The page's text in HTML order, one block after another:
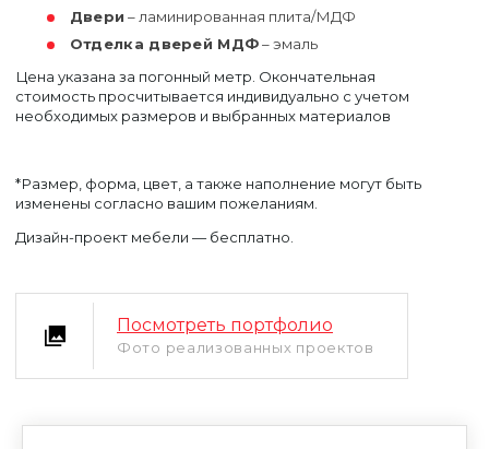
Двери – ламинированная плита/МДФ
Отделка дверей МДФ– эмаль
Цена указана за погонный метр. Окончательная
стоимость просчитывается индивидуально с учетом
необходимых размеров и выбранных материалов
*Размер, форма, цвет, а также наполнение могут быть
изменены согласно вашим пожеланиям.
Дизайн-проект мебели — бесплатно.
Посмотреть портфолио
Фото реализованных проектов
Москва